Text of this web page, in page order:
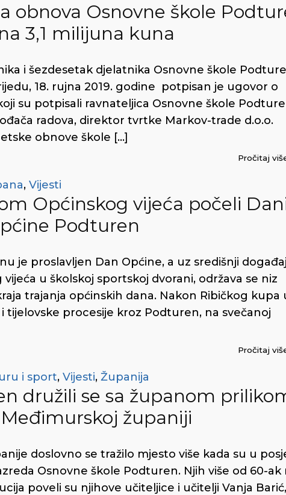
obnova Osnovne škole
3,1 milijuna kuna
i šezdesetak djelatnika Osnovne škole
18. rujna 2019. godine potpisan je ugovor o
su potpisali ravnateljica Osnovne škole
radova, direktor tvrtke Markov-trade d.o.o.
obnove škole […]
Pročitaj
, Vijesti
Općinskog vijeća počeli
Podturen
je proslavljen Dan Općine, a uz središnji događaj
u školskoj sportskoj dvorani, održava se niz
trajanja općinskih dana. Nakon Ribičkog kupa
tijelovske procesije kroz Podturen, na svečanoj
Pročitaj
i sport, Vijesti, Županija
družili se sa županom
županiji
doslovno se tražilo mjesto više kada su u
Osnovne škole Podturen. Njih više od 60-ak
poveli su njihove učiteljice i učitelji Vanja Barić,